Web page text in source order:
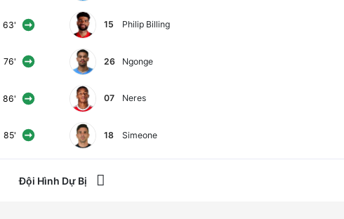
63'
76'
86'
85'
15 Philip Billing
26 Ngonge
07 Neres
18 Simeone
Đội Hình Dự Bị